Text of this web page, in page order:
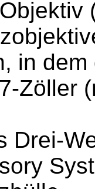
in
Zöller
Drei-